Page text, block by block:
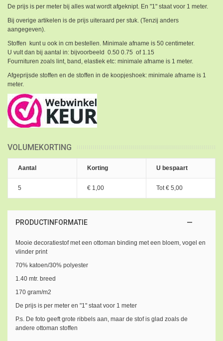
De prijs is per meter bij alles wat wordt afgeknipt. En "1" staat voor 1 meter.
Bij overige artikelen is de prijs uiteraard per stuk. (Tenzij anders
aangegeven).
Stoffen kunt u ook in cm bestellen. Minimale afname is 50 centimeter.
U vult dan bij aantal in: bijvoorbeeld 0.50 0.75 of 1.15
Fournituren zoals lint, band, elastiek etc: minimale afname is 1 meter.
Afgeprijsde stoffen en de stoffen in de koopjeshoek: minimale afname is 1
meter.
VOLUMEKORTING
Aantal Korting U bespaart
5 € 1,00 Tot€ 5,00
PRODUCTINFORMATIE
Mooie decoratiestof met een ottoman binding met een bloem, vogel en
vlinder print
70% katoen/30% polyester
1.40 mtr. breed
170 gram/m2
De prijs is per meter en "1" staat voor 1 meter
P.s. De foto geeft grote ribbels aan, maar de stof is glad zoals de
andere ottoman stoffen